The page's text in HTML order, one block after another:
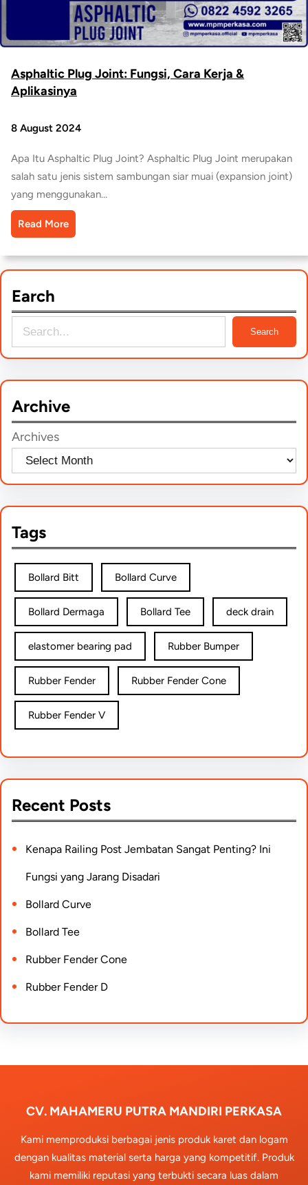
Asphaltic Plug Joint: Fungsi, Cara Kerja &
Aplikasinya
8 August 2024
Apa Itu Asphaltic Plug Joint? Asphaltic Plug Joint merupakan
salah satu jenis sistem sambungan siar muai (expansion joint)
yang menggunakan…
Read More
Earch
e
c
h
Search
Archive
Archives
Tags
Bollard Bitt Bollard Curve
Bollard Dermaga Bollard Tee deck drain
elastomer bearing pad Rubber Bumper
Rubber Fender Rubber Fender Cone
Rubber Fender V
Recent Posts
Kenapa Railing Post Jembatan Sangat Penting? Ini
Fungsi yang Jarang Disadari
Bollard Curve
Bollard Tee
Rubber Fender Cone
Rubber Fender D
CV. MAHAMERU PUTRA MANDIRI PERKASA
Kami memproduksi berbagai jenis produk karet dan logam
dengan kualitas material serta harga yang kompetitif. Produk
kami memiliki reputasi yang terbukti secara luas dalam